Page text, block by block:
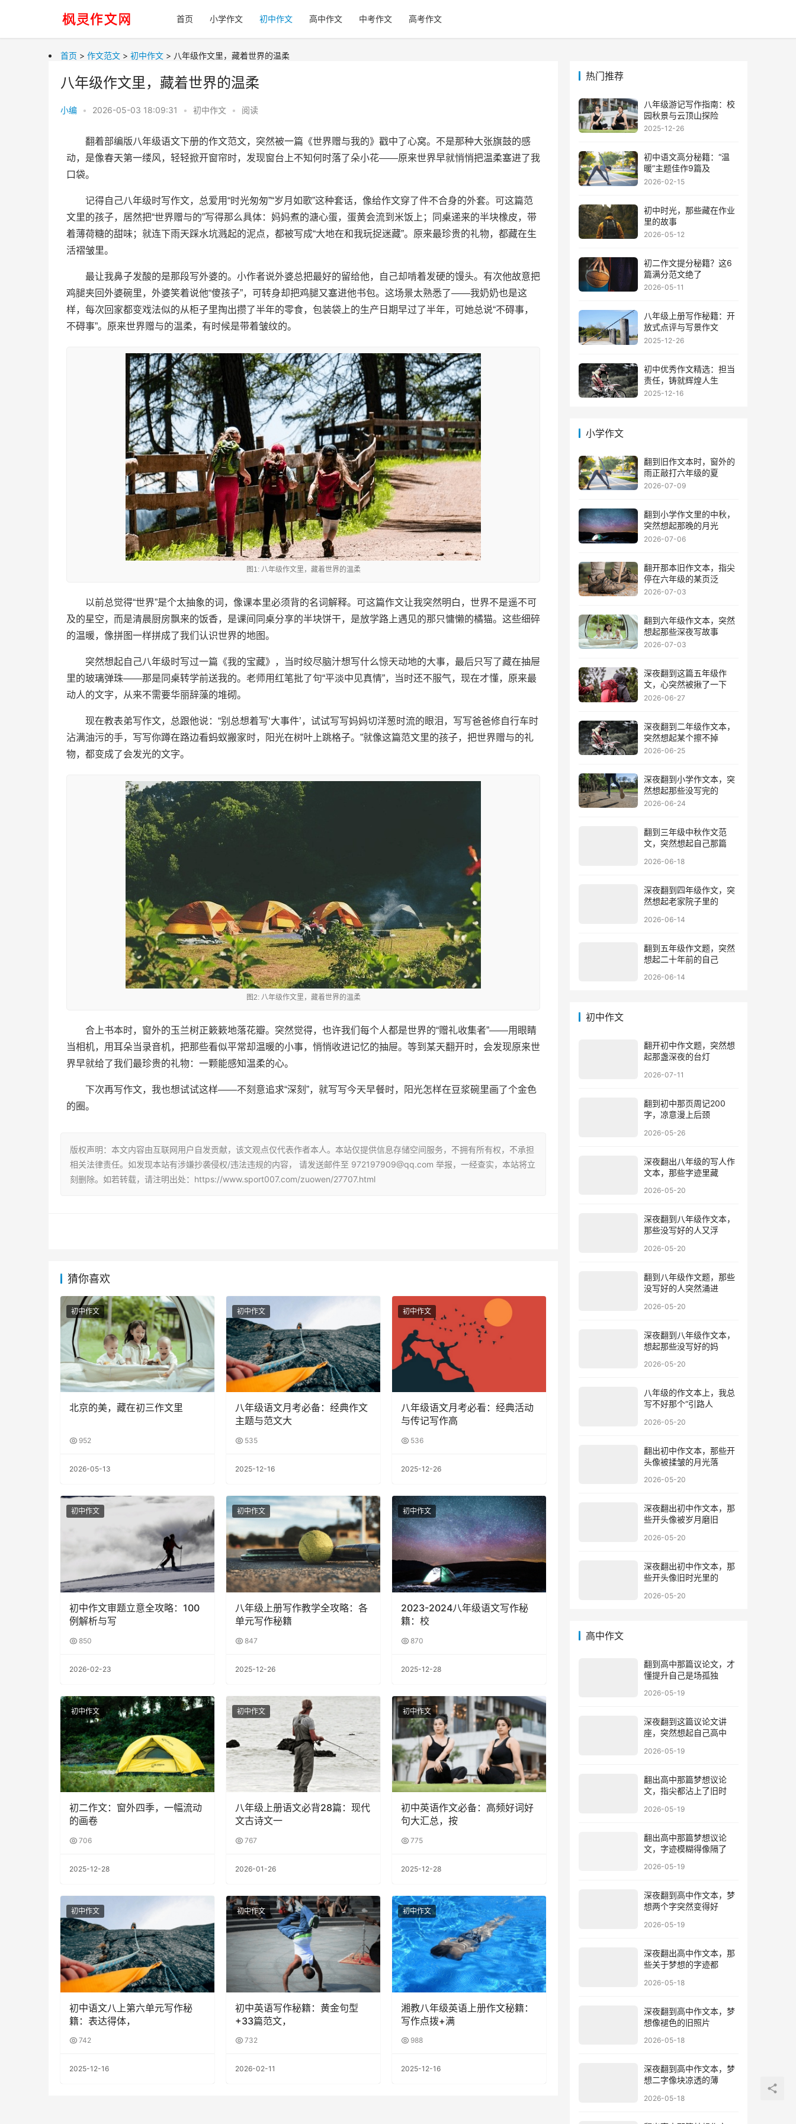
首页 小学作文 初中作文 高中作文 中考作文 高考作文
首页 > 作文范文 > 初中作文 > 八年级作文里，藏着世界的温柔
八年级作文里，藏着世界的温柔
小编 • 2026-05-03 18:09:31 • 初中作文 • 阅读
翻着部编版八年级语文下册的作文范文，突然被一篇《世界赠与我的》戳中了心窝。不是那种大张旗鼓的感
动，是像春天第一缕风，轻轻掀开窗帘时，发现窗台上不知何时落了朵小花——原来世界早就悄悄把温柔塞进了我
口袋。
记得自己八年级时写作文，总爱用“时光匆匆”“岁月如歌”这种套话，像给作文穿了件不合身的外套。可这篇范
文里的孩子，居然把“世界赠与的”写得那么具体：妈妈煮的溏心蛋，蛋黄会流到米饭上；同桌递来的半块橡皮，带
着薄荷糖的甜味；就连下雨天踩水坑溅起的泥点，都被写成“大地在和我玩捉迷藏”。原来最珍贵的礼物，都藏在生
活褶皱里。
最让我鼻子发酸的是那段写外婆的。小作者说外婆总把最好的留给他，自己却啃着发硬的馒头。有次他故意把
鸡腿夹回外婆碗里，外婆笑着说他“傻孩子”，可转身却把鸡腿又塞进他书包。这场景太熟悉了——我奶奶也是这
样，每次回家都变戏法似的从柜子里掏出攒了半年的零食，包装袋上的生产日期早过了半年，可她总说“不碍事，
不碍事”。原来世界赠与的温柔，有时候是带着皱纹的。
图1: 八年级作文里，藏着世界的温柔
以前总觉得“世界”是个太抽象的词，像课本里必须背的名词解释。可这篇作文让我突然明白，世界不是遥不可
及的星空，而是清晨厨房飘来的饭香，是课间同桌分享的半块饼干，是放学路上遇见的那只慵懒的橘猫。这些细碎
的温暖，像拼图一样拼成了我们认识世界的地图。
突然想起自己八年级时写过一篇《我的宝藏》，当时绞尽脑汁想写什么惊天动地的大事，最后只写了藏在抽屉
里的玻璃弹珠——那是同桌转学前送我的。老师用红笔批了句“平淡中见真情”，当时还不服气，现在才懂，原来最
动人的文字，从来不需要华丽辞藻的堆砌。
现在教表弟写作文，总跟他说：“别总想着写‘大事件’，试试写写妈妈切洋葱时流的眼泪，写写爸爸修自行车时
沾满油污的手，写写你蹲在路边看蚂蚁搬家时，阳光在树叶上跳格子。”就像这篇范文里的孩子，把世界赠与的礼
物，都变成了会发光的文字。
图2: 八年级作文里，藏着世界的温柔
合上书本时，窗外的玉兰树正簌簌地落花瓣。突然觉得，也许我们每个人都是世界的“赠礼收集者”——用眼睛
当相机，用耳朵当录音机，把那些看似平常却温暖的小事，悄悄收进记忆的抽屉。等到某天翻开时，会发现原来世
界早就给了我们最珍贵的礼物：一颗能感知温柔的心。
下次再写作文，我也想试试这样——不刻意追求“深刻”，就写写今天早餐时，阳光怎样在豆浆碗里画了个金色
的圈。
版权声明：本文内容由互联网用户自发贡献，该文观点仅代表作者本人。本站仅提供信息存储空间服务，不拥有所有权，不承担
相关法律责任。如发现本站有涉嫌抄袭侵权/违法违规的内容， 请发送邮件至 972197909@qq.com 举报，一经查实，本站将立
刻删除。如若转载，请注明出处：https://www.sport007.com/zuowen/27707.html
猜你喜欢
初中作文
北京的美，藏在初三作文里
952
2026-05-13
初中作文
八年级语文月考必备：经典作文
主题与范文大
535
2025-12-16
初中作文
八年级语文月考必看：经典活动
与传记写作高
536
2025-12-26
初中作文
初中作文审题立意全攻略：100
例解析与写
850
2026-02-23
初中作文
八年级上册写作教学全攻略：各
单元写作秘籍
847
2025-12-26
初中作文
2023-2024八年级语文写作秘
籍：校
870
2025-12-28
初中作文
初二作文：窗外四季，一幅流动
的画卷
706
2025-12-28
初中作文
八年级上册语文必背28篇：现代
文古诗文一
767
2026-01-26
初中作文
初中英语作文必备：高频好词好
句大汇总，按
775
2025-12-28
初中作文
初中语文八上第六单元写作秘
籍：表达得体，
742
2025-12-16
初中作文
初中英语写作秘籍：黄金句型
+33篇范文，
732
2026-02-11
初中作文
湘教八年级英语上册作文秘籍：
写作点拨+满
988
2025-12-16
热门推荐
八年级游记写作指南：校
园秋景与云顶山探险
2025-12-26
初中语文高分秘籍：“温
暖”主题佳作9篇及
2026-02-15
初中时光，那些藏在作业
里的故事
2026-05-12
初二作文提分秘籍？这6
篇满分范文绝了
2026-05-11
八年级上册写作秘籍：开
放式点评与写景作文
2025-12-26
初中优秀作文精选：担当
责任，铸就辉煌人生
2025-12-16
小学作文
翻到旧作文本时，窗外的
雨正敲打六年级的夏
2026-07-09
翻到小学作文里的中秋，
突然想起那晚的月光
2026-07-06
翻开那本旧作文本，指尖
停在六年级的某页泛
2026-07-03
翻到六年级作文本，突然
想起那些深夜写故事
2026-07-03
深夜翻到这篇五年级作
文，心突然被揪了一下
2026-06-27
深夜翻到二年级作文本，
突然想起某个擦不掉
2026-06-25
深夜翻到小学作文本，突
然想起那些没写完的
2026-06-24
翻到三年级中秋作文范
文，突然想起自己那篇
2026-06-18
深夜翻到四年级作文，突
然想起老家院子里的
2026-06-14
翻到五年级作文题，突然
想起二十年前的自己
2026-06-14
初中作文
翻开初中作文题，突然想
起那盏深夜的台灯
2026-07-11
翻到初中那页周记200
字，凉意漫上后颈
2026-05-26
深夜翻出八年级的写人作
文本，那些字迹里藏
2026-05-20
深夜翻到八年级作文本，
那些没写好的人又浮
2026-05-20
翻到八年级作文题，那些
没写好的人突然涌进
2026-05-20
深夜翻到八年级作文本，
想起那些没写好的妈
2026-05-20
八年级的作文本上，我总
写不好那个“引路人
2026-05-20
翻出初中作文本，那些开
头像被揉皱的月光落
2026-05-20
深夜翻出初中作文本，那
些开头像被岁月磨旧
2026-05-20
深夜翻出初中作文本，那
些开头像旧时光里的
2026-05-20
高中作文
翻到高中那篇议论文，才
懂提升自己是场孤独
2026-05-19
深夜翻到这篇议论文讲
座，突然想起自己高中
2026-05-19
翻出高中那篇梦想议论
文，指尖都沾上了旧时
2026-05-19
翻出高中那篇梦想议论
文，字迹模糊得像隔了
2026-05-19
深夜翻到高中作文本，梦
想两个字突然变得好
2026-05-19
深夜翻出高中作文本，那
些关于梦想的字迹都
2026-05-18
深夜翻到高中作文本，梦
想像褪色的旧照片
2026-05-18
深夜翻到高中作文本，梦
想二字像块凉透的薄
2026-05-18